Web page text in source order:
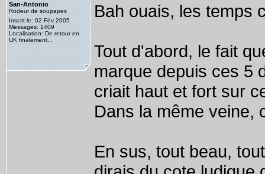
San-Antonio
Rodeur de soupapes
Inscrit le: 02 Fév 2005
Messages: 1409
Localisation: De retour en
UK finalement...
Bah ouais, les temps
Tout d'abord, le fait
marque depuis ces 5
criait haut et fort sur
Dans la même veine,
En sus, tout beau,